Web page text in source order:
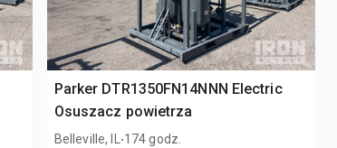
Parker DTR1350FN14NNN Electric
Osuszacz powietrza
Belleville, IL.174 godz.